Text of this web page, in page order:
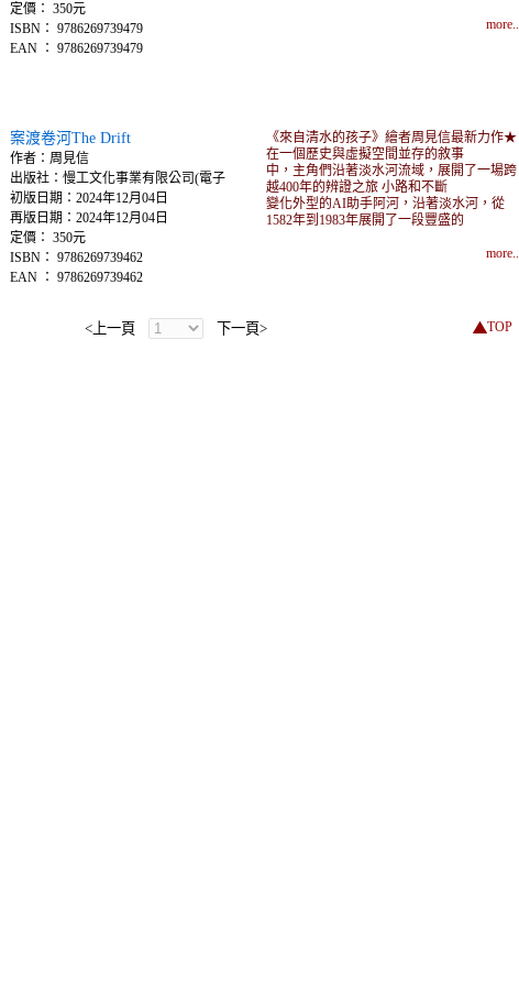
定價： 350元
ISBN： 9786269739479
EAN ： 9786269739479
more..
案渡卷河The Drift
作者：周見信
出版社：慢工文化事業有限公司(電子
初版日期：2024年12月04日
再版日期：2024年12月04日
定價： 350元
ISBN： 9786269739462
EAN ： 9786269739462
《來自清水的孩子》繪者周見信最新力作★
在一個歷史與虛擬空間並存的敘事
中，主角們沿著淡水河流域，展開了一場跨
越400年的辨證之旅 小路和不斷
變化外型的AI助手阿河，沿著淡水河，從
1582年到1983年展開了一段豐盛的
more..
<上一頁 下一頁> TOP